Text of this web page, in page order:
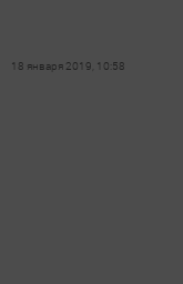
18 января 2019, 10:58